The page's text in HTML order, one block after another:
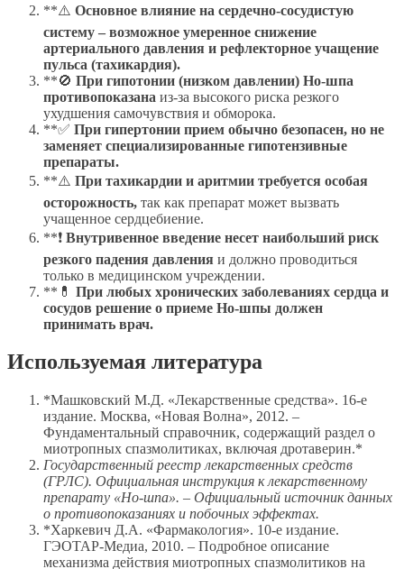
**⚠️ Основное влияние на сердечно-сосудистую
систему – возможное умеренное снижение
артериального давления и рефлекторное учащение
пульса (тахикардия).
**🚫 При гипотонии (низком давлении) Но-шпа
противопоказана из-за высокого риска резкого
ухудшения самочувствия и обморока.
**✅ При гипертонии прием обычно безопасен, но не
заменяет специализированные гипотензивные
препараты.
**⚠️ При тахикардии и аритмии требуется особая
осторожность, так как препарат может вызвать
учащенное сердцебиение.
**❗ Внутривенное введение несет наибольший риск
резкого падения давления и должно проводиться
только в медицинском учреждении.
**💊 При любых хронических заболеваниях сердца и
сосудов решение о приеме Но-шпы должен
принимать врач.
Используемая литература
*Машковский М.Д. «Лекарственные средства». 16-е
издание. Москва, «Новая Волна», 2012. –
Фундаментальный справочник, содержащий раздел о
миотропных спазмолитиках, включая дротаверин.*
Государственный реестр лекарственных средств
(ГРЛС). Официальная инструкция к лекарственному
препарату «Но-шпа». – Официальный источник данных
о противопоказаниях и побочных эффектах.
*Харкевич Д.А. «Фармакология». 10-е издание.
ГЭОТАР-Медиа, 2010. – Подробное описание
механизма действия миотропных спазмолитиков на